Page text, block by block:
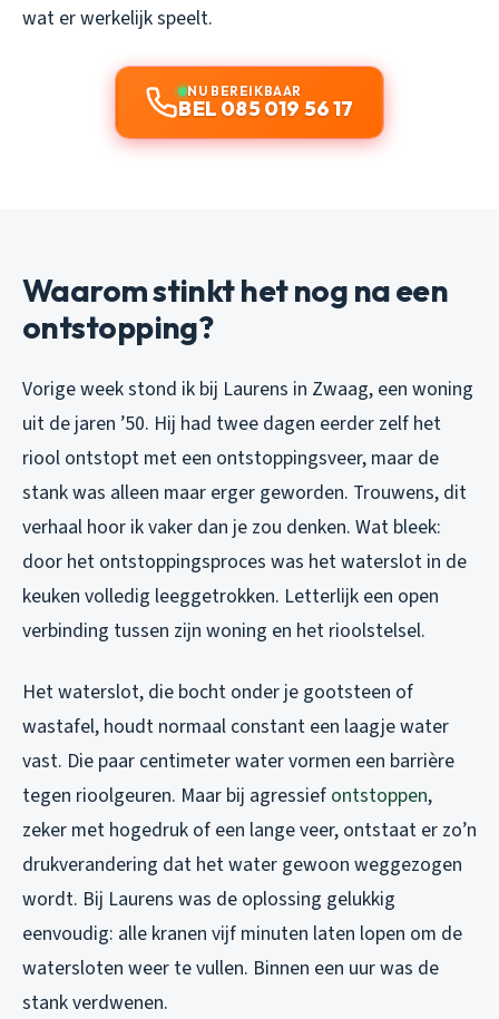
wat er werkelijk speelt.
NU BEREIKBAAR
BEL 085 019 56 17
Waarom stinkt het nog na een
ontstopping?
Vorige week stond ik bij Laurens in Zwaag, een woning
uit de jaren ’50. Hij had twee dagen eerder zelf het
riool ontstopt met een ontstoppingsveer, maar de
stank was alleen maar erger geworden. Trouwens, dit
verhaal hoor ik vaker dan je zou denken. Wat bleek:
door het ontstoppingsproces was het waterslot in de
keuken volledig leeggetrokken. Letterlijk een open
verbinding tussen zijn woning en het rioolstelsel.
Het waterslot, die bocht onder je gootsteen of
wastafel, houdt normaal constant een laagje water
vast. Die paar centimeter water vormen een barrière
tegen rioolgeuren. Maar bij agressief ontstoppen,
zeker met hogedruk of een lange veer, ontstaat er zo’n
drukverandering dat het water gewoon weggezogen
wordt. Bij Laurens was de oplossing gelukkig
eenvoudig: alle kranen vijf minuten laten lopen om de
watersloten weer te vullen. Binnen een uur was de
stank verdwenen.